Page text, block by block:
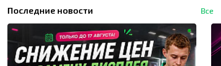
Последние новости Все